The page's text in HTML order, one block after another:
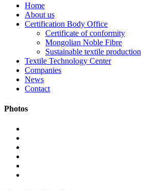
Home
About us
Certification Body Office
Certificate of conformity
Mongolian Noble Fibre
Sustainable textile production
Textile Technology Center
Companies
News
Contact
Photos